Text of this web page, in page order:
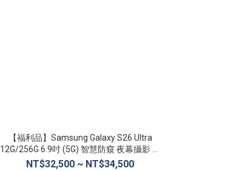
【福利品】Samsung Galaxy S26 Ultra
12G/256G 6.9吋 (5G) 智慧防窺 夜幕攝影 水
平鎖定
NT$32,500 ~ NT$34,500